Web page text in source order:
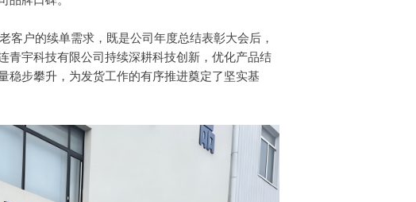
户的续单需求，既是公司年度总结表彰大会后，
青宇科技有限公司持续深耕科技创新，优化产品结
稳步攀升，为发货工作的有序推进奠定了坚实基